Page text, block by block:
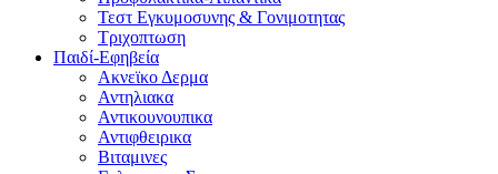
Τεστ Εγκυμοσυνης & Γονιμοτητας
Τριχοπτωση
Παιδί-Εφηβεία
Ακνεϊκο Δερμα
Αντηλιακα
Αντικουνουπικα
Αντιφθειρικα
Βιταμινες